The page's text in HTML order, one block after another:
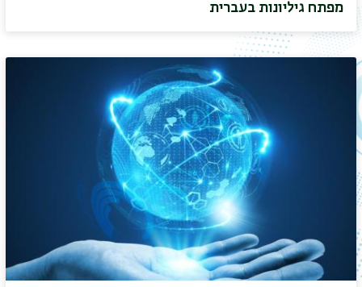
מפתח גיליונות בעברית